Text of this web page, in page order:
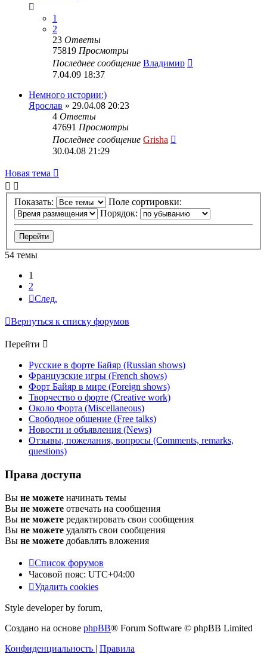
1
2
23 Ответы
75819 Просмотры
Последнее сообщение Владимир
7.04.09 18:37
Немного истории:)
Ярослав » 29.04.08 20:23
4 Ответы
47691 Просмотры
Последнее сообщение Grisha
30.04.08 21:29
Новая тема
Показать:
Поле сортировки:
Порядок:
54 темы
1
2
След.
Вернуться к списку форумов
Перейти
Русские в форте Байяр (Russian shows)
Французские игры (French shows)
Форт Байяр в мире (Foreign shows)
Творчество о форте (Creative work)
Около Форта (Miscellaneous)
Свободное общение (Free talks)
Новости и объявления (News)
Отзывы, пожелания, вопросы (Comments, remarks,
questions)
Права доступа
Вы не можете начинать темы
Вы не можете отвечать на сообщения
Вы не можете редактировать свои сообщения
Вы не можете удалять свои сообщения
Вы не можете добавлять вложения
Список форумов
Часовой пояс: UTC+04:00
Удалить cookies
Style developer by forum,
Создано на основе phpBB® Forum Software © phpBB Limited
Конфиденциальность | Правила